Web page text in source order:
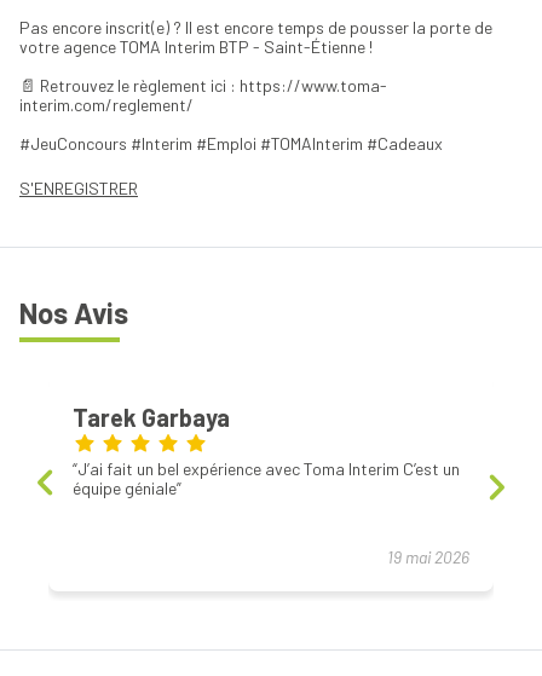
Pas encore inscrit(e) ? Il est encore temps de pousser la porte de
votre agence TOMA Interim BTP - Saint-Étienne !
📄 Retrouvez le règlement ici : https://www.toma-
interim.com/reglement/
#JeuConcours #Interim #Emploi #TOMAInterim #Cadeaux
S'ENREGISTRER
Nos Avis
Tarek Garbaya
19 mai 2026
J’ai fait un bel expérience avec Toma Interim C’est un
équipe géniale